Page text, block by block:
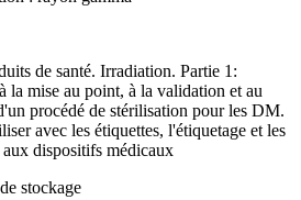
de santé. Irradiation. Partie 1:
la mise au point, à la validation et au
procédé de stérilisation pour les DM.
avec les étiquettes, l'étiquetage et les
dispositifs médicaux
stockage